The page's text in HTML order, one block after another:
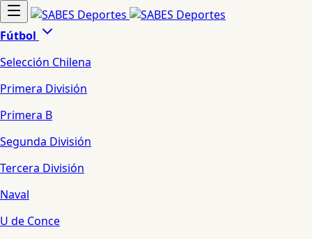
Fútbol
Selección Chilena
Primera División
Primera B
Segunda División
Tercera División
Naval
U de Conce